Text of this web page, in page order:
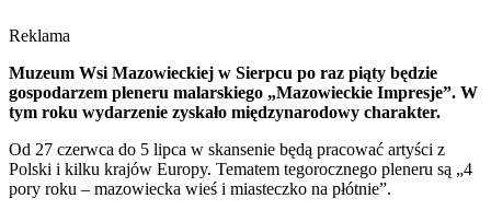
Reklama
Muzeum Wsi Mazowieckiej w Sierpcu po raz piąty będzie
gospodarzem pleneru malarskiego „Mazowieckie Impresje”. W
tym roku wydarzenie zyskało międzynarodowy charakter.
Od 27 czerwca do 5 lipca w skansenie będą pracować artyści z
Polski i kilku krajów Europy. Tematem tegorocznego pleneru są „4
pory roku – mazowiecka wieś i miasteczko na płótnie”.